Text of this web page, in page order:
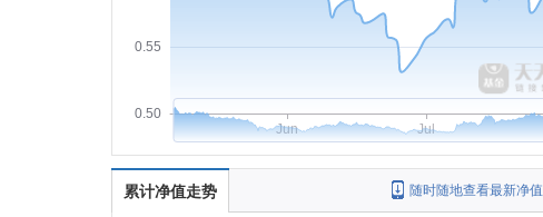
0.50
0.55
Jun Jul
累计净值走势 随时随地查看最新净值